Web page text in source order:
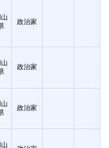
山
政治家
山
政治家
山
政治家
山